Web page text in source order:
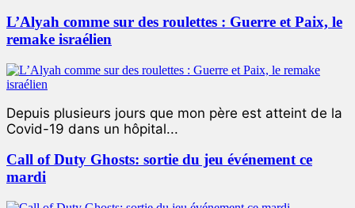
L’Alyah comme sur des roulettes : Guerre et Paix, le
remake israélien
Depuis plusieurs jours que mon père est atteint de la
Covid-19 dans un hôpital...
Call of Duty Ghosts: sortie du jeu événement ce
mardi